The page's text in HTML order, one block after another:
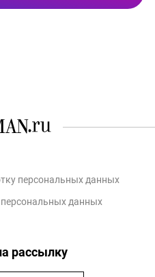
персональных данных
данных
рассылку